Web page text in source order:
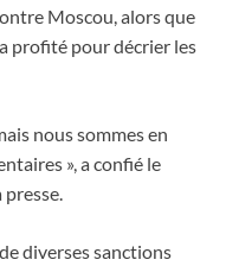
Moscou, alors que
profité pour décrier les
nous sommes en
», a confié le
presse.
diverses sanctions